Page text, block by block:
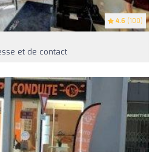
4.6 (100)
et de contact